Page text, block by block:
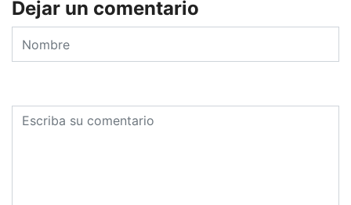
Dejar un comentario